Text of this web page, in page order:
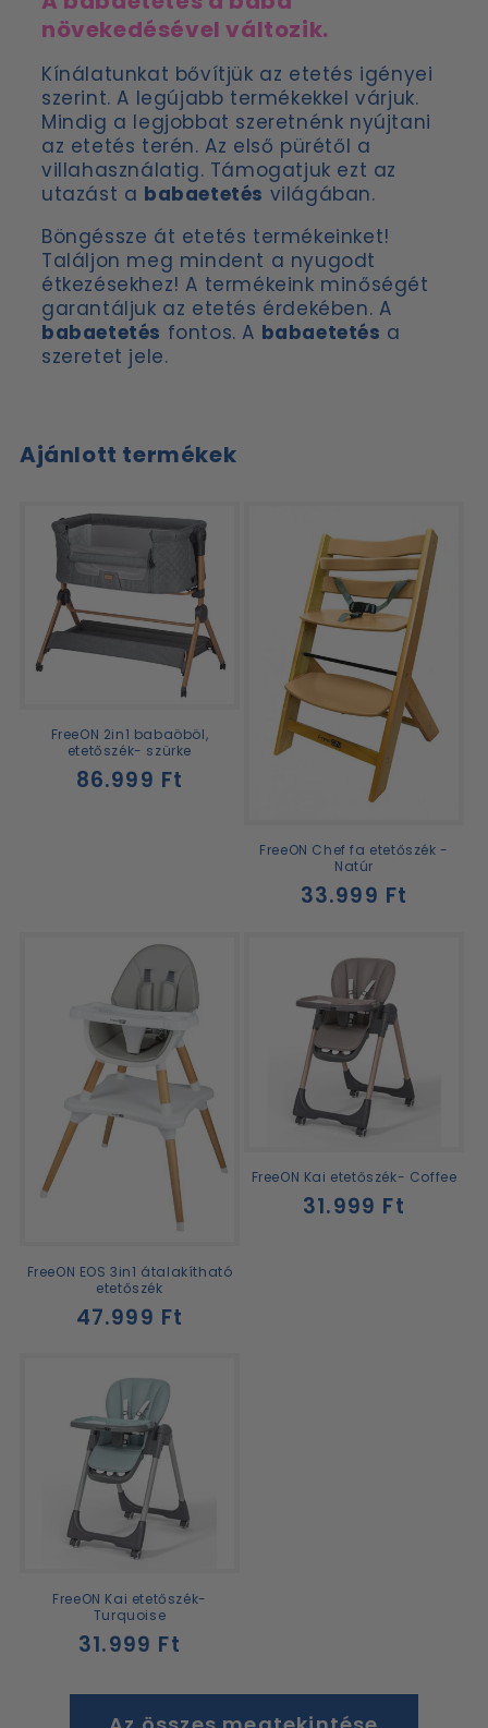
növekedésével változik.
Kínálatunkat bővítjük az etetés igényei
szerint. A legújabb termékekkel várjuk.
Mindig a legjobbat szeretnénk nyújtani
az etetés terén. Az első pürétől a
villahasználatig. Támogatjuk ezt az
utazást a babaetetés világában.
Böngéssze át etetés termékeinket!
Találjon meg mindent a nyugodt
étkezésekhez! A termékeink minőségét
garantáljuk az etetés érdekében. A
babaetetés fontos. A babaetetés a
szeretet jele.
Ajánlott termékek
FreeON 2in1 babaöböl,
etetőszék- szürke
Normál
86.999 Ft
FreeON Chef fa etetőszék -
Natúr
Normál
33.999 Ft
FreeON EOS 3in1 átalakítható
etetőszék
Normál
47.999 Ft
FreeON Kai etetőszék- Coffee
Normál
31.999 Ft
FreeON Kai etetőszék-
Turquoise
Normál
31.999 Ft